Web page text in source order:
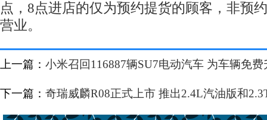
点，8点进店的仅为预约提货的顾客，非预
营业。
上一篇： 小米召回116887辆SU7电动汽车 为车辆免
下一篇： 奇瑞威麟R08正式上市 推出2.4L汽油版和